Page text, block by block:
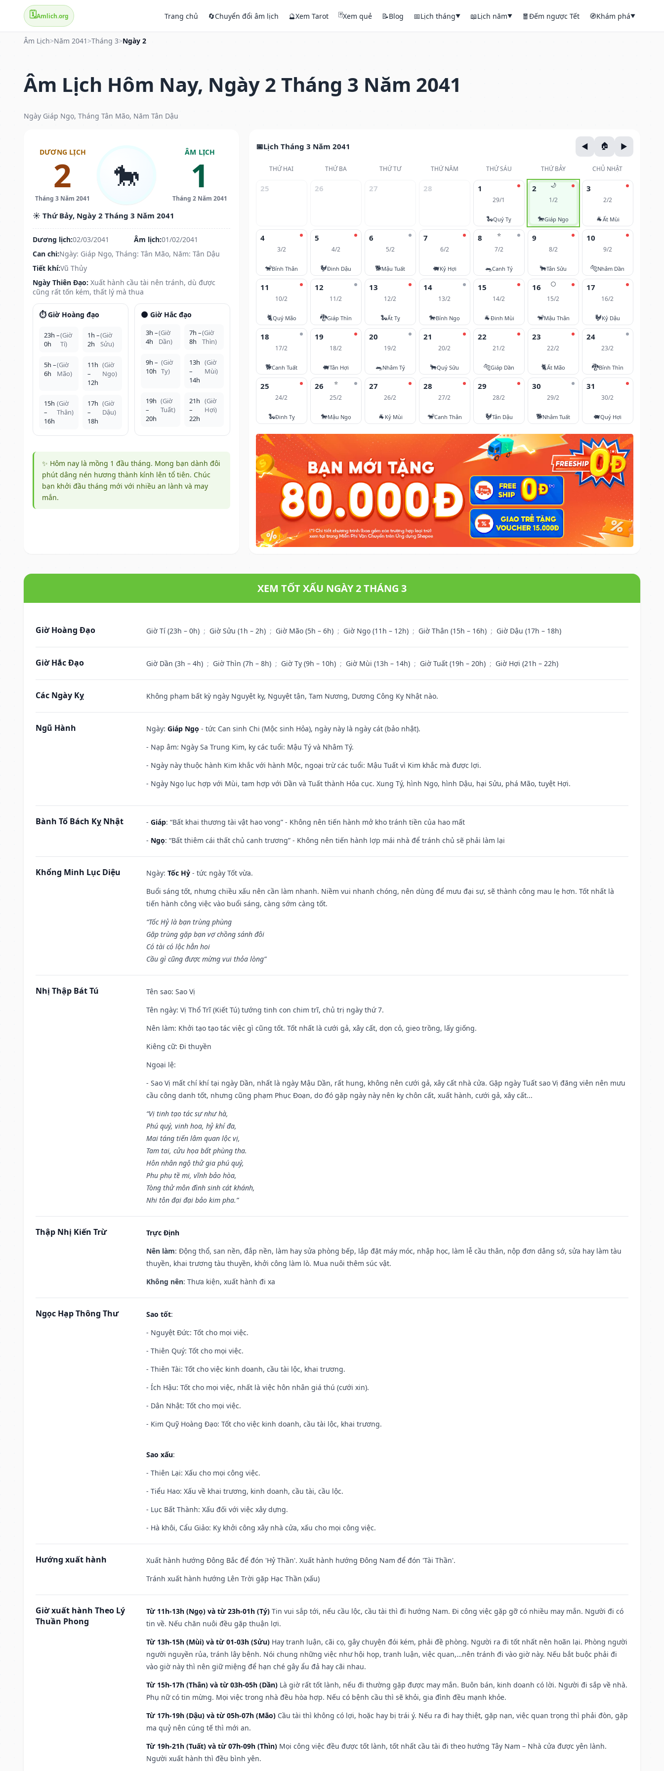
🗓️Amlich.org Trang chủ 🔄Chuyển đổi âm lịch 🔮Xem Tarot 🃏Xem quẻ 📝Blog 📅Lịch tháng▼ 📖Lịch năm▼ 🧧Đếm ngược Tết 🧭Khám phá▼
Âm Lịch>Năm 2041 >Tháng 3>Ngày 2
Âm Lịch Hôm Nay, Ngày 2 Tháng 3 Năm 2041
Ngày Giáp Ngọ, Tháng Tân Mão, Năm Tân Dậu
DƯƠNG LỊCH
2
Tháng 3 Năm 2041
🐎
ÂM LỊCH
1
Tháng 2 Năm 2041
☀️ Thứ Bảy, Ngày 2 Tháng 3 Năm 2041
Dương lịch:02/03/2041 Âm lịch:01/02/2041
Can chi:Ngày: Giáp Ngọ, Tháng: Tân Mão, Năm: Tân Dậu
Tiết khí:Vũ Thủy
Ngày Thiên Đạo: Xuất hành cầu tài nên tránh, dù được
cũng rất tốn kém, thất lý mà thua
⏱️ Giờ Hoàng đạo
23h –
0h
(Giờ
Tí)
1h –
2h
(Giờ
Sửu)
5h –
6h
(Giờ
Mão)
11h
–
12h
(Giờ
Ngọ)
15h
–
16h
(Giờ
Thân)
17h
–
18h
(Giờ
Dậu)
🌑 Giờ Hắc đạo
3h –
4h
(Giờ
Dần)
7h –
8h
(Giờ
Thìn)
9h –
10h
(Giờ
Tỵ)
13h
–
14h
(Giờ
Mùi)
19h
–
20h
(Giờ
Tuất)
21h
–
22h
(Giờ
Hợi)
✨ Hôm nay là mồng 1 đầu tháng. Mong bạn dành đôi
phút dâng nén hương thành kính lên tổ tiên. Chúc
bạn khởi đầu tháng mới với nhiều an lành và may
mắn.
Lịch Tháng 3 Năm 2041
THỨ HAI THỨ BA THỨ TƯ THỨ NĂM THỨ SÁU THỨ BẢY CHỦ NHẬT
25 26 27 28 1
29/1
🐍Quý Tỵ
🌙
2
1/2
🐎Giáp Ngọ
3
2/2
🐐Ất Mùi
4
3/2
🐒Bính Thân
5
4/2
🐓Đinh Dậu
6
5/2
🐕Mậu Tuất
7
6/2
🐖Kỷ Hợi
⭐
8
7/2
🐀Canh Tý
9
8/2
🐂Tân Sửu
10
9/2
🐅Nhâm Dần
11
10/2
🐈Quý Mão
12
11/2
🐉Giáp Thìn
13
12/2
🐍Ất Tỵ
14
13/2
🐎Bính Ngọ
15
14/2
🐐Đinh Mùi
🌕
16
15/2
🐒Mậu Thân
17
16/2
🐓Kỷ Dậu
18
17/2
🐕Canh Tuất
19
18/2
🐖Tân Hợi
20
19/2
🐀Nhâm Tý
21
20/2
🐂Quý Sửu
22
21/2
🐅Giáp Dần
23
22/2
🐈Ất Mão
24
23/2
🐉Bính Thìn
25
24/2
🐍Đinh Tỵ
⭐
26
25/2
🐎Mậu Ngọ
27
26/2
🐐 Kỷ Mùi
28
27/2
🐒Canh Thân
29
28/2
🐓Tân Dậu
30
29/2
🐕Nhâm Tuất
31
30/2
🐖Quý Hợi
XEM TỐT XẤU NGÀY 2 THÁNG 3
Giờ Hoàng Đạo Giờ Tí (23h – 0h) ; Giờ Sửu (1h – 2h) ; Giờ Mão (5h – 6h) ; Giờ Ngọ (11h – 12h) ; Giờ Thân (15h – 16h) ; Giờ Dậu (17h – 18h)
Giờ Hắc Đạo Giờ Dần (3h – 4h) ; Giờ Thìn (7h – 8h) ; Giờ Tỵ (9h – 10h) ; Giờ Mùi (13h – 14h) ; Giờ Tuất (19h – 20h) ; Giờ Hợi (21h – 22h)
Các Ngày Kỵ Không phạm bất kỳ ngày Nguyệt kỵ, Nguyệt tận, Tam Nương, Dương Công Kỵ Nhật nào.
Ngũ Hành Ngày: Giáp Ngọ - tức Can sinh Chi (Mộc sinh Hỏa), ngày này là ngày cát (bảo nhật).
- Nạp âm: Ngày Sa Trung Kim, kỵ các tuổi: Mậu Tý và Nhâm Tý.
- Ngày này thuộc hành Kim khắc với hành Mộc, ngoại trừ các tuổi: Mậu Tuất vì Kim khắc mà được lợi.
- Ngày Ngọ lục hợp với Mùi, tam hợp với Dần và Tuất thành Hỏa cục. Xung Tý, hình Ngọ, hình Dậu, hại Sửu, phá Mão, tuyệt Hợi.
Bành Tổ Bách Kỵ Nhật - Giáp: “Bất khai thương tài vật hao vong” - Không nên tiến hành mở kho tránh tiền của hao mất
- Ngọ: “Bất thiêm cái thất chủ canh trương” - Không nên tiến hành lợp mái nhà để tránh chủ sẽ phải làm lại
Khổng Minh Lục Diệu Ngày: Tốc Hỷ - tức ngày Tốt vừa.
Buổi sáng tốt, nhưng chiều xấu nên cần làm nhanh. Niềm vui nhanh chóng, nên dùng để mưu đại sự, sẽ thành công mau lẹ hơn. Tốt nhất là
tiến hành công việc vào buổi sáng, càng sớm càng tốt.
“Tốc Hỷ là bạn trùng phùng
Gặp trùng gặp bạn vợ chồng sánh đôi
Có tài có lộc hẳn hoi
Cầu gì cũng được mừng vui thỏa lòng”
Nhị Thập Bát Tú Tên sao: Sao Vị
Tên ngày: Vị Thổ Trĩ (Kiết Tú) tướng tinh con chim trĩ, chủ trị ngày thứ 7.
Nên làm: Khởi tạo tạo tác việc gì cũng tốt. Tốt nhất là cưới gả, xây cất, dọn cỏ, gieo trồng, lấy giống.
Kiêng cữ: Đi thuyền
Ngoại lệ:
- Sao Vị mất chí khí tại ngày Dần, nhất là ngày Mậu Dần, rất hung, không nên cưới gả, xây cất nhà cửa. Gặp ngày Tuất sao Vị đăng viên nên mưu
cầu công danh tốt, nhưng cũng phạm Phục Đoạn, do đó gặp ngày này nên kỵ chôn cất, xuất hành, cưới gả, xây cất...
“Vị tinh tạo tác sự như hà,
Phú quý, vinh hoa, hỷ khí đa,
Mai táng tiến lâm quan lộc vị,
Tam tai, cửu họa bất phùng tha.
Hôn nhân ngộ thử gia phú quý,
Phu phụ tề mi, vĩnh bảo hòa,
Tòng thử môn đình sinh cát khánh,
Nhi tôn đại đại bảo kim pha.”
Thập Nhị Kiến Trừ
Trực Định
Nên làm: Động thổ, san nền, đắp nền, làm hay sửa phòng bếp, lắp đặt máy móc, nhập học, làm lễ cầu thân, nộp đơn dâng sớ, sửa hay làm tàu
thuyền, khai trương tàu thuyền, khởi công làm lò. Mua nuôi thêm súc vật.
Không nên: Thưa kiện, xuất hành đi xa
Ngọc Hạp Thông Thư Sao tốt:
- Nguyệt Đức: Tốt cho mọi việc.
- Thiên Quý: Tốt cho mọi việc.
- Thiên Tài: Tốt cho việc kinh doanh, cầu tài lộc, khai trương.
- Ích Hậu: Tốt cho mọi việc, nhất là việc hôn nhân giá thú (cưới xin).
- Dân Nhật: Tốt cho mọi việc.
- Kim Quỹ Hoàng Đạo: Tốt cho việc kinh doanh, cầu tài lộc, khai trương.
Sao xấu:
- Thiên Lại: Xấu cho mọi công việc.
- Tiểu Hao: Xấu về khai trương, kinh doanh, cầu tài, cầu lộc.
- Lục Bất Thành: Xấu đối với việc xây dựng.
- Hà khôi, Cẩu Giảo: Kỵ khởi công xây nhà cửa, xấu cho mọi công việc.
Hướng xuất hành
Xuất hành hướng Đông Bắc để đón 'Hỷ Thần'. Xuất hành hướng Đông Nam để đón 'Tài Thần'.
Tránh xuất hành hướng Lên Trời gặp Hạc Thần (xấu)
Giờ xuất hành Theo Lý
Thuần Phong
Từ 11h-13h (Ngọ) và từ 23h-01h (Tý) Tin vui sắp tới, nếu cầu lộc, cầu tài thì đi hướng Nam. Đi công việc gặp gỡ có nhiều may mắn. Người đi có
tin về. Nếu chăn nuôi đều gặp thuận lợi.
Từ 13h-15h (Mùi) và từ 01-03h (Sửu) Hay tranh luận, cãi cọ, gây chuyện đói kém, phải đề phòng. Người ra đi tốt nhất nên hoãn lại. Phòng người
người nguyền rủa, tránh lây bệnh. Nói chung những việc như hội họp, tranh luận, việc quan,…nên tránh đi vào giờ này. Nếu bắt buộc phải đi
vào giờ này thì nên giữ miệng để hạn ché gây ẩu đả hay cãi nhau.
Từ 15h-17h (Thân) và từ 03h-05h (Dần) Là giờ rất tốt lành, nếu đi thường gặp được may mắn. Buôn bán, kinh doanh có lời. Người đi sắp về nhà.
Phụ nữ có tin mừng. Mọi việc trong nhà đều hòa hợp. Nếu có bệnh cầu thì sẽ khỏi, gia đình đều mạnh khỏe.
Từ 17h-19h (Dậu) và từ 05h-07h (Mão) Cầu tài thì không có lợi, hoặc hay bị trái ý. Nếu ra đi hay thiệt, gặp nạn, việc quan trọng thì phải đòn, gặp
ma quỷ nên cúng tế thì mới an.
Từ 19h-21h (Tuất) và từ 07h-09h (Thìn) Mọi công việc đều được tốt lành, tốt nhất cầu tài đi theo hướng Tây Nam – Nhà cửa được yên lành.
Người xuất hành thì đều bình yên.